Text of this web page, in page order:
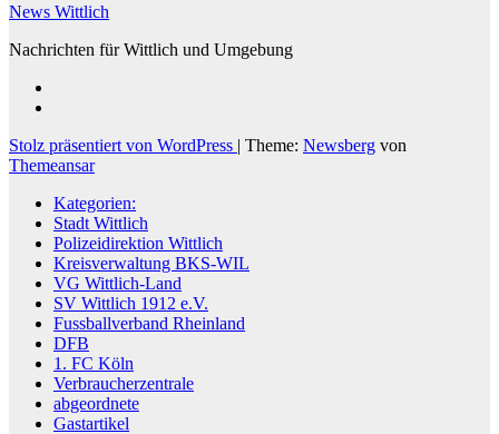
News Wittlich
Nachrichten für Wittlich und Umgebung
Stolz präsentiert von WordPress | Theme: Newsberg von
Themeansar
Kategorien:
Stadt Wittlich
Polizeidirektion Wittlich
Kreisverwaltung BKS-WIL
VG Wittlich-Land
SV Wittlich 1912 e.V.
Fussballverband Rheinland
DFB
1. FC Köln
Verbraucherzentrale
abgeordnete
Gastartikel